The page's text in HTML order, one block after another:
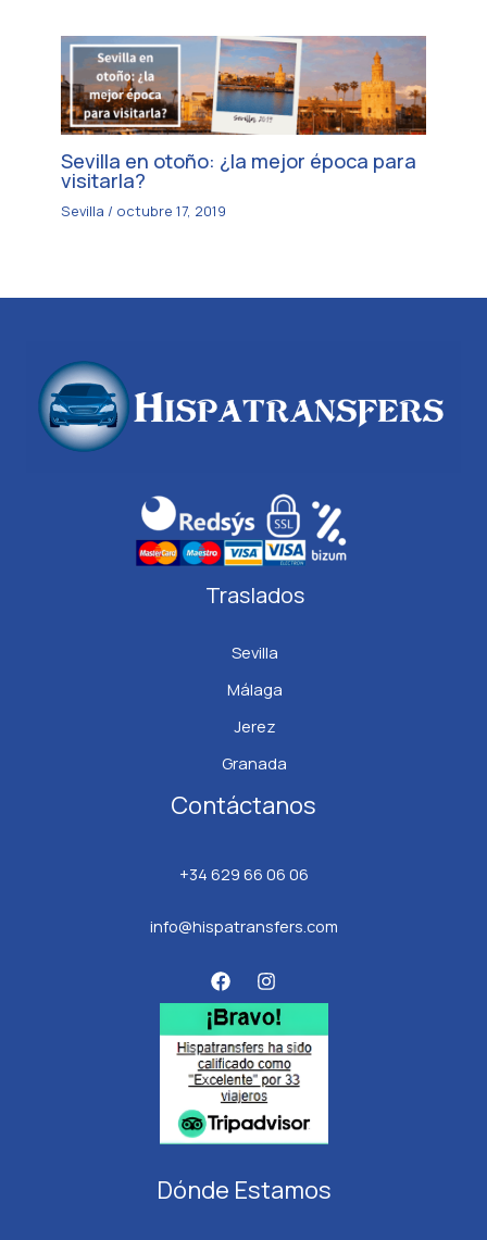
Sevilla en otoño: ¿la mejor época para
visitarla?
Sevilla / octubre 17, 2019
Traslados
Sevilla
Málaga
Jerez
Granada
Contáctanos
+34 629 66 06 06
info@hispatransfers.com
Dónde Estamos